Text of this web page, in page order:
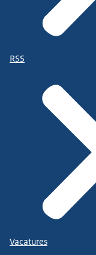
RSS
Vacatures